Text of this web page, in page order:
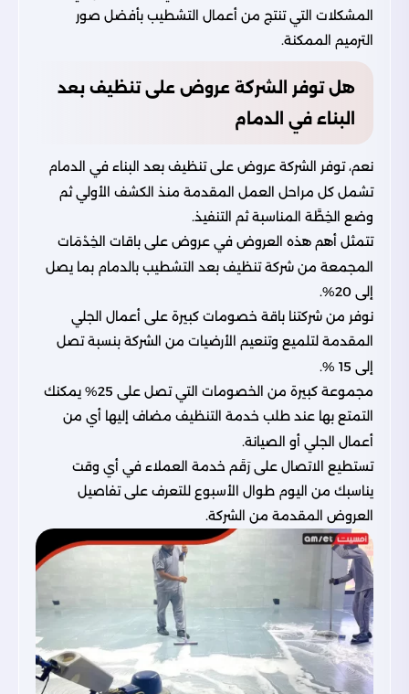
المشكلات التي تنتج من أعمال التشطيب بأفضل صور
الترميم الممكنة.
هل توفر الشركة عروض على تنظيف بعد
البناء في الدمام
نعم، توفر الشركة عروض على تنظيف بعد البناء في الدمام
تشمل كل مراحل العمل المقدمة منذ الكشف الأولي ثم
وضع الخِطَّة المناسبة ثم التنفيذ.
تتمثل أهم هذه العروض في عروض على باقات الخِدْمَات
المجمعة من شركة تنظيف بعد التشطيب بالدمام بما يصل
إلى 20%.
نوفر من شركتنا باقة خصومات كبيرة على أعمال الجلي
المقدمة لتلميع وتنعيم الأرضيات من الشركة بنسبة تصل
إلى 15 %.
مجموعة كبيرة من الخصومات التي تصل على 25% يمكنك
التمتع بها عند طلب خدمة التنظيف مضاف إليها أي من
أعمال الجلي أو الصيانة.
تستطيع الاتصال على رَقَم خدمة العملاء في أي وقت
يناسبك من اليوم طوال الأسبوع للتعرف على تفاصيل
العروض المقدمة من الشركة.